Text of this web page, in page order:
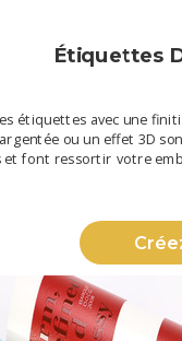
étiquettes avec une
argentée ou un effet 3D
et font ressortir votre
Étiquettes